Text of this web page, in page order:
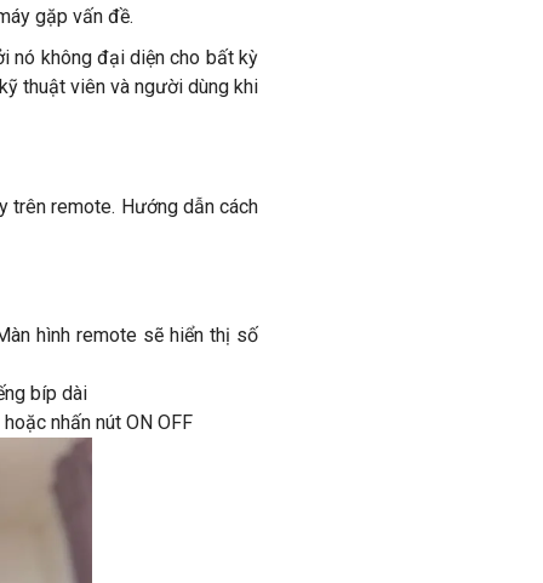
gặp vấn đề.
nó không đại diện cho bất kỳ
thuật viên và người dùng khi
trên remote. Hướng dẫn cách
hình remote sẽ hiển thị số
bíp dài
nhấn nút ON OFF